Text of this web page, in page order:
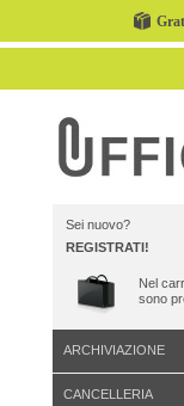
Sei nuovo?
REGISTRATI!
Nel
sono
ARCHIVIAZIONE
CANCELLERIA